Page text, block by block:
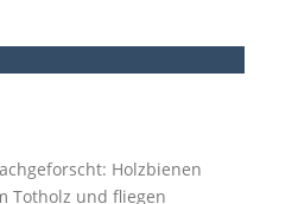
Holzbienen
Totholz und fliegen